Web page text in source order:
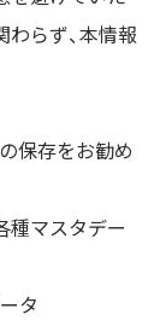
らず、本情報
保存をお勧め
種マスタデー
タ